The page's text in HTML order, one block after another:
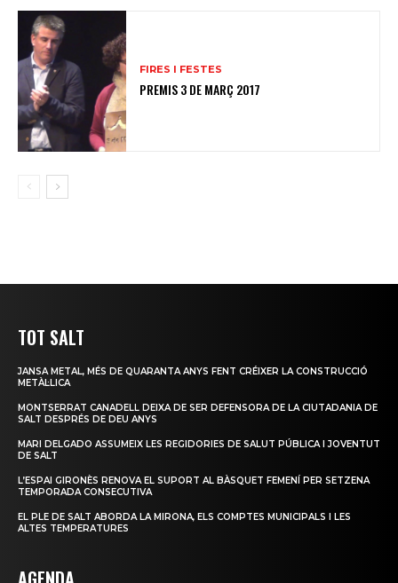
FIRES I FESTES
PREMIS 3 DE MARÇ 2017
TOT SALT
JANSA METAL, MÉS DE QUARANTA ANYS FENT CRÉIXER LA CONSTRUCCIÓ
METÀL·LICA
MONTSERRAT CANADELL DEIXA DE SER DEFENSORA DE LA CIUTADANIA DE
SALT DESPRÉS DE DEU ANYS
MARI DELGADO ASSUMEIX LES REGIDORIES DE SALUT PÚBLICA I JOVENTUT
DE SALT
L’ESPAI GIRONÈS RENOVA EL SUPORT AL BÀSQUET FEMENÍ PER SETZENA
TEMPORADA CONSECUTIVA
EL PLE DE SALT ABORDA LA MIRONA, ELS COMPTES MUNICIPALS I LES
ALTES TEMPERATURES